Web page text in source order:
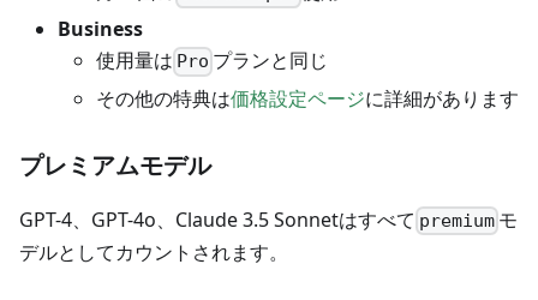
Business
使用量は Pro プランと同じ
その他の特典は価格設定ページに詳細があります
プレミアムモデル
GPT-4、GPT-4o、Claude 3.5 Sonnetはすべて premium モ
デルとしてカウントされます。